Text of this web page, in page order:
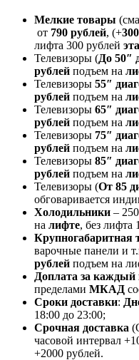
Мелкие товары
от 790 рублей, (+
лифта 300 рублей
Телевизоры (До 50″
рублей подъем на
Телевизоры 55″
рублей подъем на
Телевизоры 65″
рублей подъем на
Телевизоры 75″
рублей подъем на
Телевизоры 85″
рублей подъем на
Телевизоры (От 85
обговаривается
Холодильники –
на лифте, без лифта
Крупногабаритная
варочные панели и
рублей подъем на
Доплата за каждый
пределами МКАД
Сроки доставки:
18:00 до 23:00;
Срочная доставка
часовой интервал
+2000 рублей.